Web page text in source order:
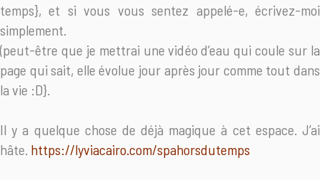
temps}, et si vous vous sentez appelé-e, écrivez-moi
simplement.
(peut-être que je mettrai une vidéo d’eau qui coule sur la
page qui sait, elle évolue jour après jour comme tout dans
la vie :D}.
Il y a quelque chose de déjà magique à cet espace. J’ai
hâte. https://lyviacairo.com/spahorsdutemps